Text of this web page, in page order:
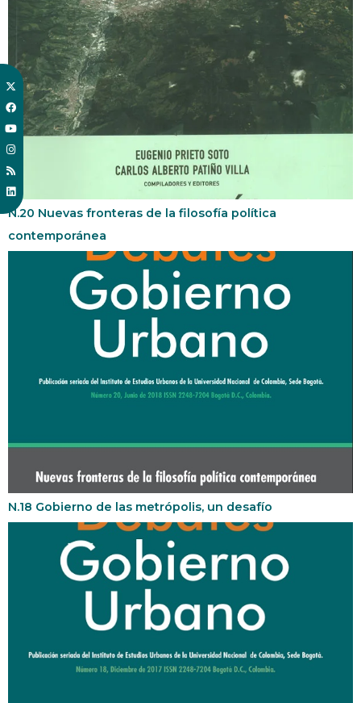
N.20 Nuevas fronteras de la filosofía política
contemporánea
N.18 Gobierno de las metrópolis, un desafío